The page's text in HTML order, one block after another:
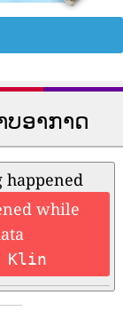
ອາກາດ
happened
while
Klin